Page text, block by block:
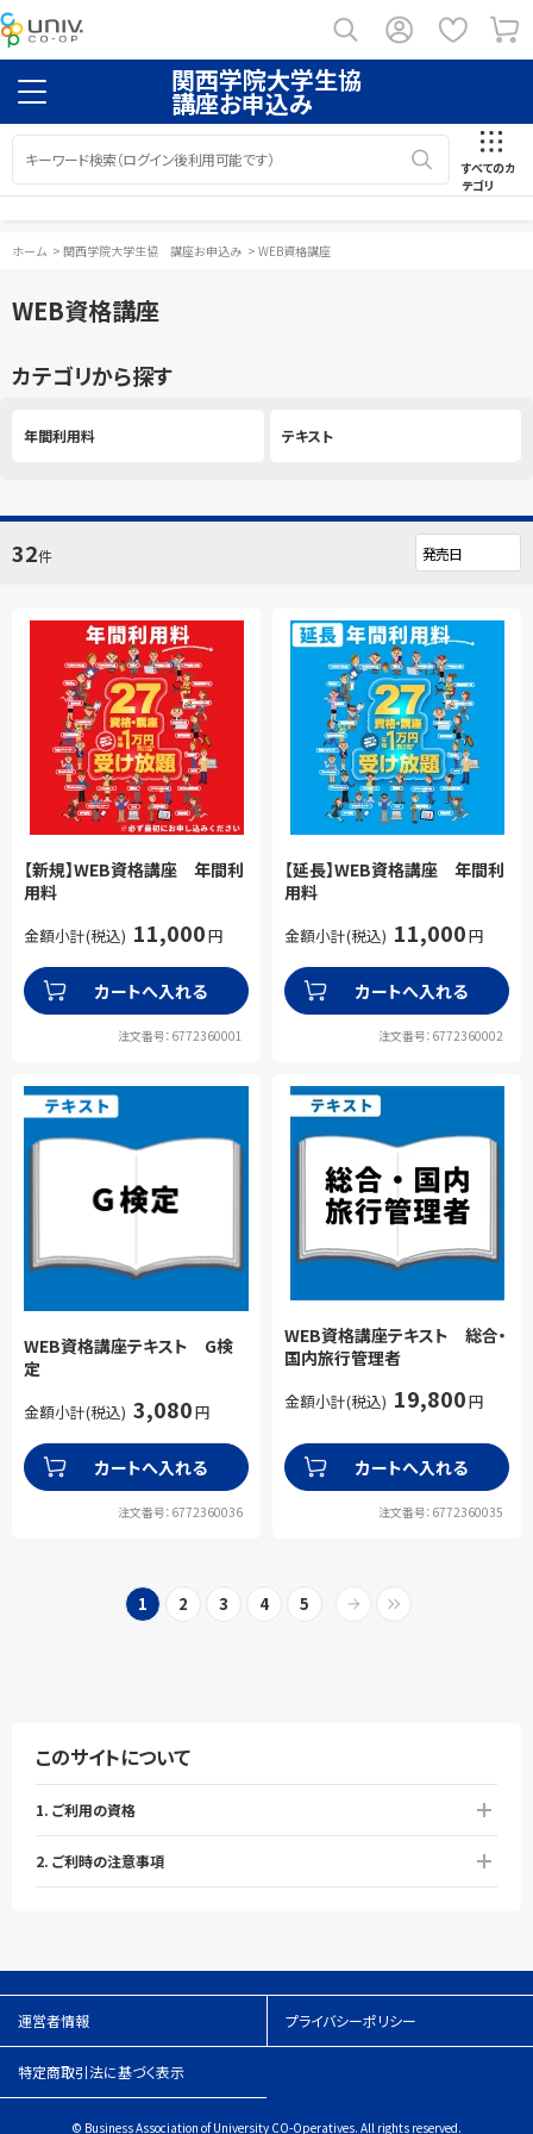
関西学院大学生協
講座お申込み
すべてのカ
テゴリ
ホーム > 関西学院大学生協 講座お申込み > WEB資格講座
WEB資格講座
カテゴリから探す
年間利用料 テキスト
32件
【新規】WEB資格講座 年間利
用料
金額小計(税込) 11,000円
カートへ入れる
注文番号：6772360001
【延長】WEB資格講座 年間利
用料
金額小計(税込) 11,000円
カートへ入れる
注文番号：6772360002
WEB資格講座テキスト G検
定
金額小計(税込) 3,080円
カートへ入れる
注文番号：6772360036
WEB資格講座テキスト 総合・
国内旅行管理者
金額小計(税込) 19,800円
カートへ入れる
注文番号：6772360035
1 2 3 4 5
このサイトについて
1. ご利用の資格
2. ご利時の注意事項
運営者情報 プライバシーポリシー
特定商取引法に基づく表示
© Business Association of University CO-Operatives. All rights reserved.